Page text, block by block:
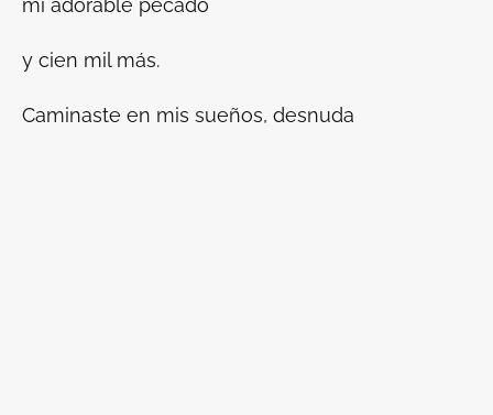
y cien mil más.
Caminaste en mis sueños, desnuda